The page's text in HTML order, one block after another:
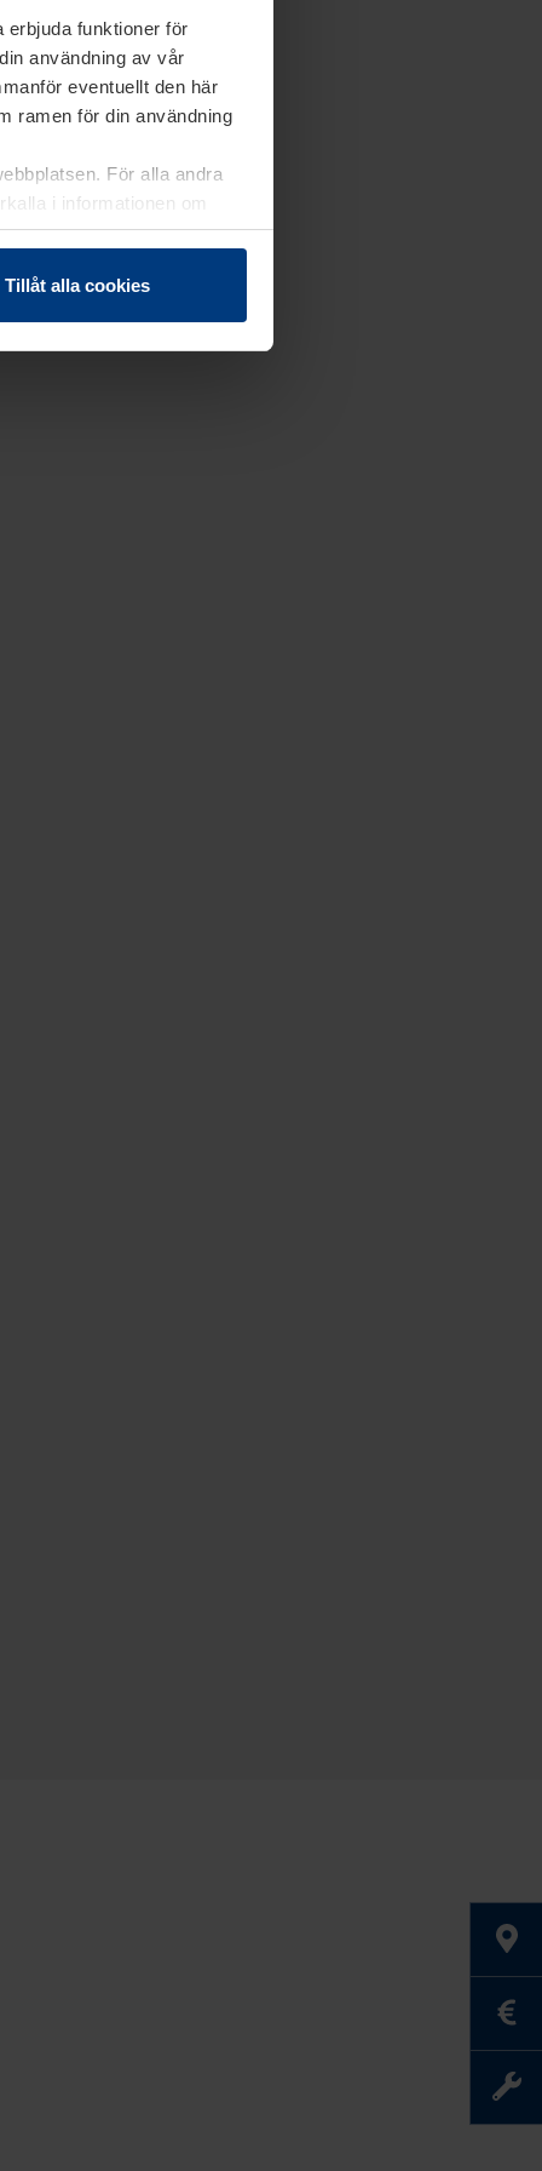
erbjuda funktioner för
användning av vår
eventuellt den här
ramen för din användning
För alla andra
i informationen om
Tillåt alla cookies